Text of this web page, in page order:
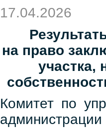
17.04.2026
на право
участка,
Комитет по
администрации